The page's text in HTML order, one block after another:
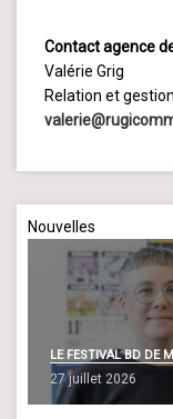
Contact agence
Valérie Grig
Relation et
Nouvelles
LE FESTIVAL BD DE
27 juillet 2026